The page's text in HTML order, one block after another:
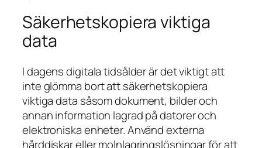
Säkerhetskopiera viktiga
data
I dagens digitala tidsålder är det viktigt att
inte glömma bort att säkerhetskopiera
viktiga data såsom dokument, bilder och
annan information lagrad på datorer och
elektroniska enheter. Använd externa
hårddiskar eller molnlagringslösningar för att